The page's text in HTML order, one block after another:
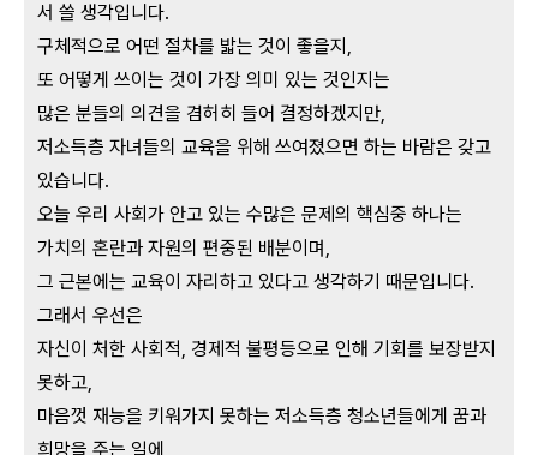
서 쓸 생각입니다.
구체적으로 어떤 절차를 밟는 것이 좋을지,
또 어떻게 쓰이는 것이 가장 의미 있는 것인지는
많은 분들의 의견을 겸허히 들어 결정하겠지만,
저소득층 자녀들의 교육을 위해 쓰여졌으면 하는 바람은 갖고
있습니다.
오늘 우리 사회가 안고 있는 수많은 문제의 핵심중 하나는
가치의 혼란과 자원의 편중된 배분이며,
그 근본에는 교육이 자리하고 있다고 생각하기 때문입니다.
그래서 우선은
자신이 처한 사회적, 경제적 불평등으로 인해 기회를 보장받지
못하고,
마음껏 재능을 키워가지 못하는 저소득층 청소년들에게 꿈과
희망을 주는 일에